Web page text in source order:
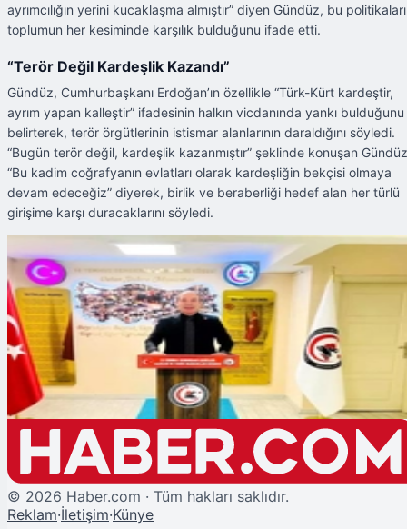
ayrımcılığın yerini kucaklaşma almıştır” diyen Gündüz, bu
toplumun her kesiminde karşılık bulduğunu ifade etti.
“Terör Değil Kardeşlik Kazandı”
Gündüz, Cumhurbaşkanı Erdoğan’ın özellikle “Türk-Kürt kardeştir,
ayrım yapan kalleştir” ifadesinin halkın vicdanında yankı bulduğunu
belirterek, terör örgütlerinin istismar alanlarının daraldığını söyledi.
“Bugün terör değil, kardeşlik kazanmıştır” şeklinde konuşan
“Bu kadim coğrafyanın evlatları olarak kardeşliğin bekçisi olmaya
devam edeceğiz” diyerek, birlik ve beraberliği hedef alan her türlü
girişime karşı duracaklarını söyledi.
Şu An Okunan
15 Temmuz Derneği'nden 'Terörsüz Türkiye' Sürecine Destek
© 2026 Haber.com · Tüm hakları saklıdır.
Reklam·İletişim·Künye